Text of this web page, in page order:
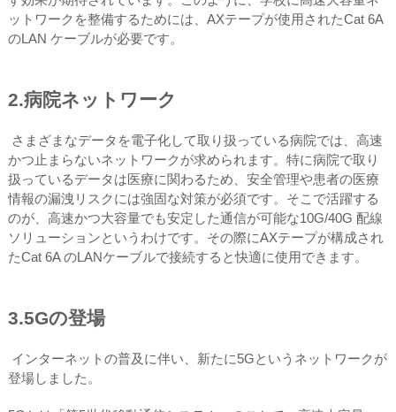
ットワークを整備するためには、AXテープが使用されたCat 6A
のLAN ケーブルが必要です。
2.病院ネットワーク
さまざまなデータを電子化して取り扱っている病院では、高速
かつ止まらないネットワークが求められます。特に病院で取り
扱っているデータは医療に関わるため、安全管理や患者の医療
情報の漏洩リスクには強固な対策が必須です。そこで活躍する
のが、高速かつ大容量でも安定した通信が可能な10G/40G 配線
ソリューションというわけです。その際にAXテープが構成され
たCat 6A のLANケーブルで接続すると快適に使用できます。
3.5Gの登場
インターネットの普及に伴い、新たに5Gというネットワークが
登場しました。